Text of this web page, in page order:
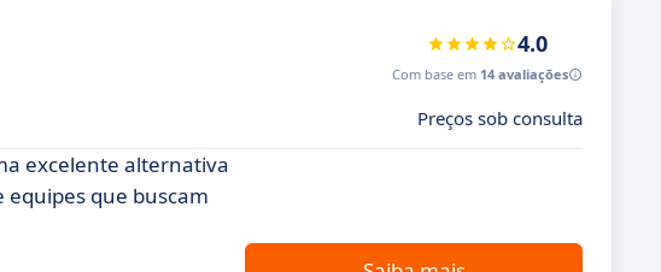
4.0
Com base em 14 avaliações
Preços sob consulta
excelente alternativa
equipes que buscam